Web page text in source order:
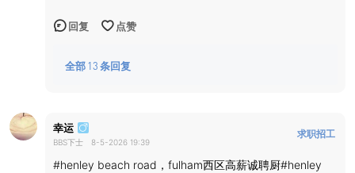
回复 点赞
全部13条回复
求职招工
幸运
BBS下士 8-5-2026 19:39
#henley beach road，fulham西区高薪诚聘厨#henley